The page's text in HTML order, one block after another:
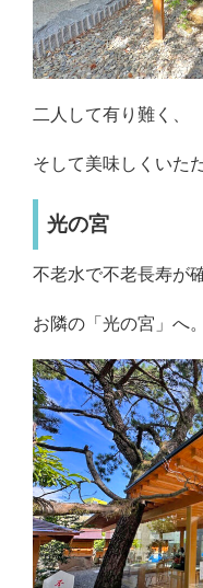
二人して有り難く、
そして美味しくいた
光の宮
不老水で不老長寿が
お隣の「光の宮」へ。